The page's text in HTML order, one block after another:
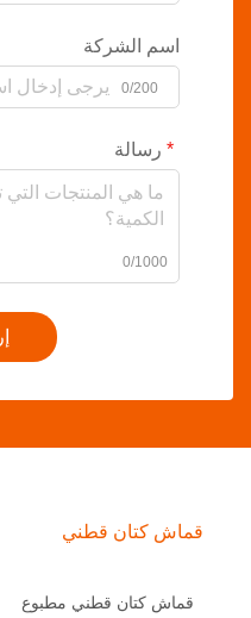
اسم الشركة
0/200
رسالة
0/1000
قماش كتان قطني
قماش كتان قطني مطبوع